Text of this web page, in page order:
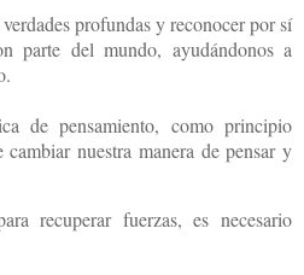
profundas y reconocer por sí
parte del mundo, ayudándonos a
de pensamiento, como principio
nuestra manera de pensar y
recuperar fuerzas, es necesario